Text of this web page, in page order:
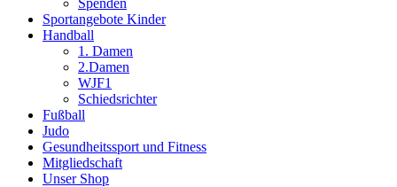
Spenden
Sportangebote Kinder
Handball
1. Damen
2.Damen
WJF1
Schiedsrichter
Fußball
Judo
Gesundheitssport und Fitness
Mitgliedschaft
Unser Shop